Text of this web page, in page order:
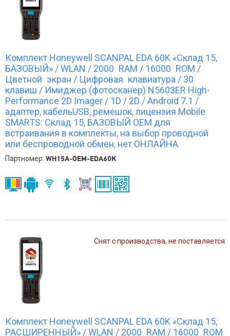
Комплект Honeywell SCANPAL EDA 60K «Склад 15,
БАЗОВЫЙ» / WLAN / 2000 RAM / 16000 ROM /
Цветной экран / Цифровая клавиатура / 30
клавиш / Имиджер (фотосканер) N5603ER High-
Performance 2D Imager / 1D / 2D / Android 7.1 /
адаптер, кабельUSB, ремешок, лицензия Mobile
SMARTS: Склад 15, БАЗОВЫЙ OEM для
встраивания в комплекты, на выбор проводной
или беспроводной обмен, нет ОНЛАЙНА
Партномер: WH15A-OEM-EDA60K
Снят с производства, не поставляется
Комплект Honeywell SCANPAL EDA 60K «Склад 15,
РАСШИРЕННЫЙ» / WLAN / 2000 RAM / 16000 ROM